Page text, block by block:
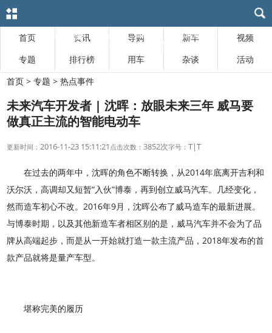
首页 资讯 导购 新车
视频
专题
排行榜 用车 杂谈
活动
首页 >专题 >热点事件
未来汽车开发者 | 沈晖：放眼未来三年 威马要
做真正主流的智能电动车
更新时间： 2016-11-23 15:11:21 点击次数： 3852次字号：T|T
在过去的两年中，沈晖的角色不断转换，从2014年底离开吉利和
沃尔沃，高调却又短暂“入伙”博泰，再到创立威马汽车。几经变化，
然而造车初心不改。2016年9月，沈晖公布了威马造车的最新进展。
与博泰时期，以及其他新造车者相区别的是，威马汽车并不会为了品
牌从高端起步，而是从一开始就打造一款主流产品，2018年发布的首
款产品就将是量产车型。
堪称完美的履历